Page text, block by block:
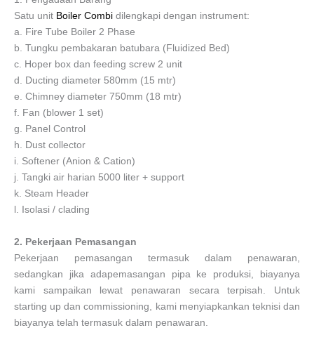
Satu unit Boiler Combi dilengkapi dengan instrument:
a. Fire Tube Boiler 2 Phase
b. Tungku pembakaran batubara (Fluidized Bed)
c. Hoper box dan feeding screw 2 unit
d. Ducting diameter 580mm (15 mtr)
e. Chimney diameter 750mm (18 mtr)
f. Fan (blower 1 set)
g. Panel Control
h. Dust collector
i. Softener (Anion & Cation)
j. Tangki air harian 5000 liter + support
k. Steam Header
l. Isolasi / clading
2. Pekerjaan Pemasangan
Pekerjaan pemasangan termasuk dalam penawaran,
sedangkan jika adapemasangan pipa ke produksi, biayanya
kami sampaikan lewat penawaran secara terpisah. Untuk
starting up dan commissioning, kami menyiapkankan teknisi dan
biayanya telah termasuk dalam penawaran.